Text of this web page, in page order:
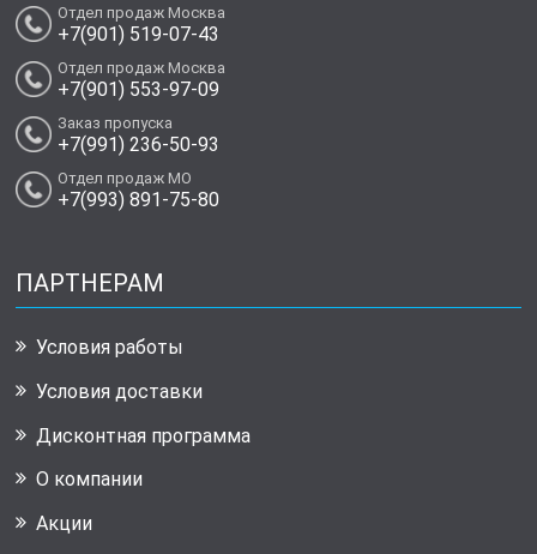
Отдел продаж Москва
+7(901) 519-07-43
Отдел продаж Москва
+7(901) 553-97-09
Заказ пропуска
+7(991) 236-50-93
Отдел продаж МО
+7(993) 891-75-80
ПАРТНЕРАМ
Условия работы
Условия доставки
Дисконтная программа
О компании
Акции